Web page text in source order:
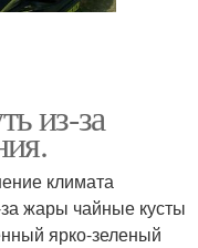
из-за
климата
жары чайные кусты
ярко-зеленый